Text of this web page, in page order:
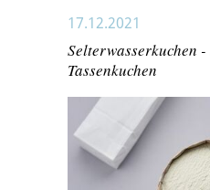
17.12.2021
Selterwasserkuchen
Tassenkuchen